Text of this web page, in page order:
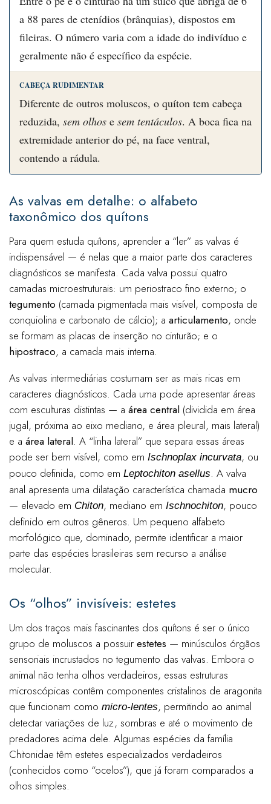
a 88 pares de ctenídios (brânquias), dispostos em
fileiras. O número varia com a idade do indivíduo e
geralmente não é específico da espécie.
CABEÇA RUDIMENTAR
Diferente de outros moluscos, o quíton tem cabeça
reduzida, sem olhos e sem tentáculos. A boca fica na
extremidade anterior do pé, na face ventral,
contendo a rádula.
As valvas em detalhe: o alfabeto
taxonômico dos quítons
Para quem estuda quítons, aprender a “ler” as valvas é
indispensável — é nelas que a maior parte dos caracteres
diagnósticos se manifesta. Cada valva possui quatro
camadas microestruturais: um periostraco fino externo; o
tegumento (camada pigmentada mais visível, composta de
conquiolina e carbonato de cálcio); a articulamento, onde
se formam as placas de inserção no cinturão; e o
hipostraco, a camada mais interna.
As valvas intermediárias costumam ser as mais ricas em
caracteres diagnósticos. Cada uma pode apresentar áreas
com esculturas distintas — a área central (dividida em área
jugal, próxima ao eixo mediano, e área pleural, mais lateral)
e a área lateral. A “linha lateral” que separa essas áreas
pode ser bem visível, como em Ischnoplax incurvata, ou
pouco definida, como em Leptochiton asellus. A valva
anal apresenta uma dilatação característica chamada mucro
— elevado em Chiton, mediano em Ischnochiton, pouco
definido em outros gêneros. Um pequeno alfabeto
morfológico que, dominado, permite identificar a maior
parte das espécies brasileiras sem recurso a análise
molecular.
Os “olhos” invisíveis: estetes
Um dos traços mais fascinantes dos quítons é ser o único
grupo de moluscos a possuir estetes — minúsculos órgãos
sensoriais incrustados no tegumento das valvas. Embora o
animal não tenha olhos verdadeiros, essas estruturas
microscópicas contêm componentes cristalinos de aragonita
que funcionam como micro-lentes, permitindo ao animal
detectar variações de luz, sombras e até o movimento de
predadores acima dele. Algumas espécies da família
Chitonidae têm estetes especializados verdadeiros
(conhecidos como “ocelos”), que já foram comparados a
olhos simples.